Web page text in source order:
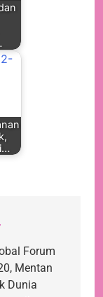
Forum
Mentan
Dunia